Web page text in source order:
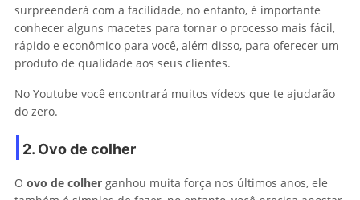
surpreenderá com a facilidade, no entanto, é importante
conhecer alguns macetes para tornar o processo mais fácil,
rápido e econômico para você, além disso, para oferecer um
produto de qualidade aos seus clientes.
No Youtube você encontrará muitos vídeos que te ajudarão
do zero.
2. Ovo de colher
O ovo de colher ganhou muita força nos últimos anos, ele